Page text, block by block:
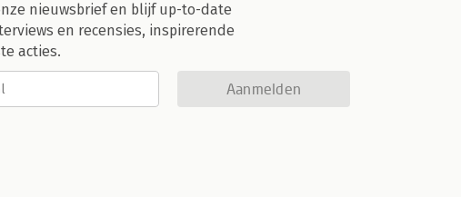
nieuwsbrief en blijf up-to-date
en recensies, inspirerende
acties.
Aanmelden